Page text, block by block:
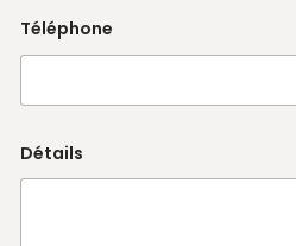
Téléphone
Détails